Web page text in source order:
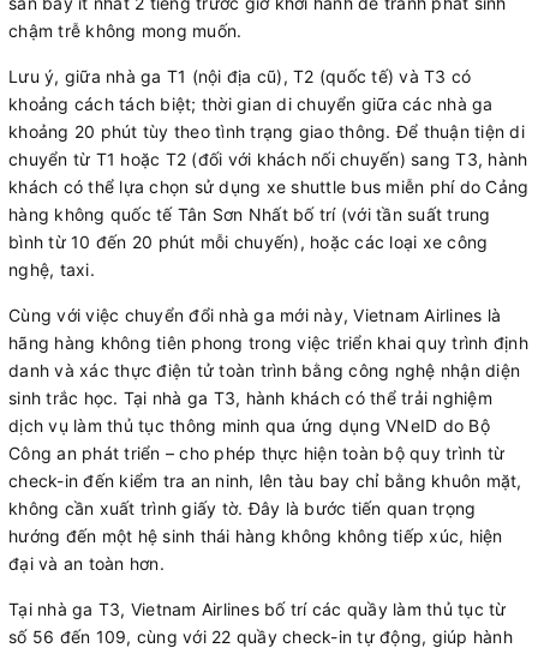
chậm trễ không mong muốn.
Lưu ý, giữa nhà ga T1 (nội địa cũ), T2 (quốc tế) và T3 có
khoảng cách tách biệt; thời gian di chuyển giữa các nhà ga
khoảng 20 phút tùy theo tình trạng giao thông. Để thuận tiện di
chuyển từ T1 hoặc T2 (đối với khách nối chuyến) sang T3, hành
khách có thể lựa chọn sử dụng xe shuttle bus miễn phí do Cảng
hàng không quốc tế Tân Sơn Nhất bố trí (với tần suất trung
bình từ 10 đến 20 phút mỗi chuyến), hoặc các loại xe công
nghệ, taxi.
Cùng với việc chuyển đổi nhà ga mới này, Vietnam Airlines là
hãng hàng không tiên phong trong việc triển khai quy trình định
danh và xác thực điện tử toàn trình bằng công nghệ nhận diện
sinh trắc học. Tại nhà ga T3, hành khách có thể trải nghiệm
dịch vụ làm thủ tục thông minh qua ứng dụng VNeID do Bộ
Công an phát triển – cho phép thực hiện toàn bộ quy trình từ
check-in đến kiểm tra an ninh, lên tàu bay chỉ bằng khuôn mặt,
không cần xuất trình giấy tờ. Đây là bước tiến quan trọng
hướng đến một hệ sinh thái hàng không không tiếp xúc, hiện
đại và an toàn hơn.
Tại nhà ga T3, Vietnam Airlines bố trí các quầy làm thủ tục từ
số 56 đến 109, cùng với 22 quầy check-in tự động, giúp hành